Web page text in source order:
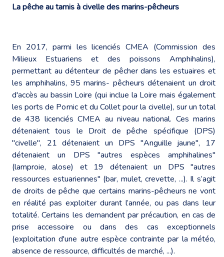
La pêche au tamis à civelle des marins-pêcheurs
En 2017, parmi les licenciés CMEA (Commission des
Milieux Estuariens et des poissons Amphihalins),
permettant au détenteur de pêcher dans les estuaires et
les amphihalins, 95 marins- pêcheurs détenaient un droit
d'accès au bassin Loire (qui inclue la Loire mais également
les ports de Pornic et du Collet pour la civelle), sur un total
de 438 licenciés CMEA au niveau national. Ces marins
détenaient tous le Droit de pêche spécifique (DPS)
"civelle", 21 détenaient un DPS "Anguille jaune", 17
détenaient un DPS "autres espèces amphihalines"
(lamproie, alose) et 19 détenaient un DPS "autres
ressources estuariennes" (bar, mulet, crevette, ...). Il s’agit
de droits de pêche que certains marins-pêcheurs ne vont
en réalité pas exploiter durant l’année, ou pas dans leur
totalité. Certains les demandent par précaution, en cas de
prise accessoire ou dans des cas exceptionnels
(exploitation d'une autre espèce contrainte par la météo,
absence de ressource, difficultés de marché, ...).